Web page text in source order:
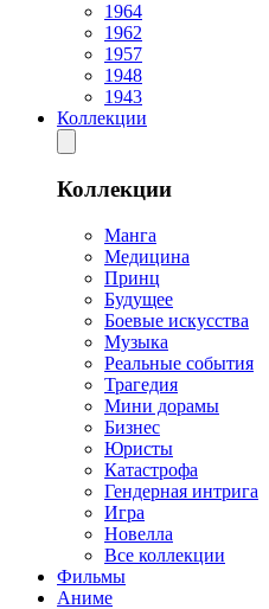
1964
1962
1957
1948
1943
Коллекции
Коллекции
Манга
Медицина
Принц
Будущее
Боевые искусства
Музыка
Реальные события
Трагедия
Мини дорамы
Бизнес
Юристы
Катастрофа
Гендерная интрига
Игра
Новелла
Все коллекции
Фильмы
Аниме